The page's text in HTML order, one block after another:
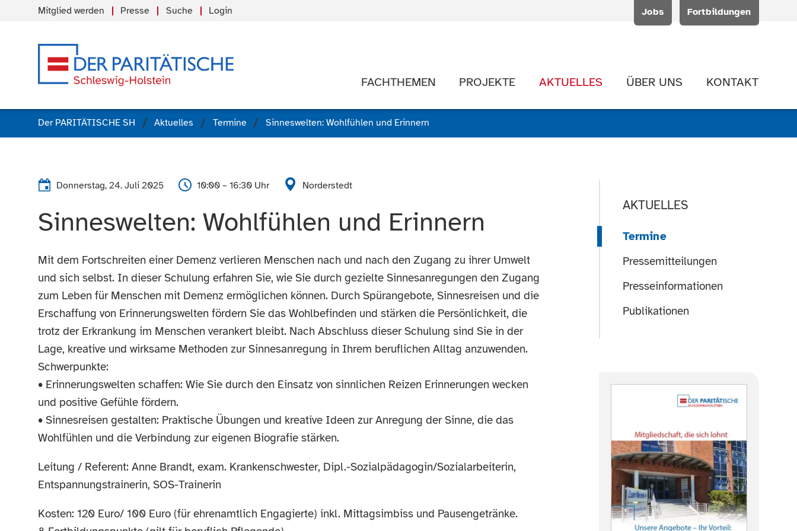
Jobs Fortbildungen
Mitglied werden Presse Suche Login
FACHTHEMEN PROJEKTE AKTUELLES ÜBER UNS KONTAKT
Der PARITÄTISCHE SH Aktuelles Termine Sinneswelten: Wohlfühlen und Erinnern
Donnerstag, 24. Juli 2025 10:00 – 16:30 Uhr Norderstedt
Sinneswelten: Wohlfühlen und Erinnern
Mit dem Fortschreiten einer Demenz verlieren Menschen nach und nach den Zugang zu ihrer Umwelt
und sich selbst. In dieser Schulung erfahren Sie, wie Sie durch gezielte Sinnesanregungen den Zugang
zum Leben für Menschen mit Demenz ermöglichen können. Durch Spürangebote, Sinnesreisen und die
Erschaffung von Erinnerungswelten fördern Sie das Wohlbefinden und stärken die Persönlichkeit, die
trotz der Erkrankung im Menschen verankert bleibt. Nach Abschluss dieser Schulung sind Sie in der
Lage, kreative und wirksame Methoden zur Sinnesanregung in Ihrem beruflichen Alltag anzuwenden.
Schwerpunkte:
• Erinnerungswelten schaffen: Wie Sie durch den Einsatz von sinnlichen Reizen Erinnerungen wecken
und positive Gefühle fördern.
• Sinnesreisen gestalten: Praktische Übungen und kreative Ideen zur Anregung der Sinne, die das
Wohlfühlen und die Verbindung zur eigenen Biografie stärken.
Leitung / Referent: Anne Brandt, exam. Krankenschwester, Dipl.-Sozialpädagogin/Sozialarbeiterin,
Entspannungstrainerin, SOS-Trainerin
Kosten: 120 Euro/ 100 Euro (für ehrenamtlich Engagierte) inkl. Mittagsimbiss und Pausengetränke.
AKTUELLES
Termine
Pressemitteilungen
Presseinformationen
Publikationen